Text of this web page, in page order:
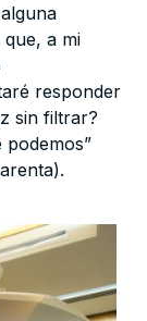
a mi
responder
sin filtrar?
podemos”